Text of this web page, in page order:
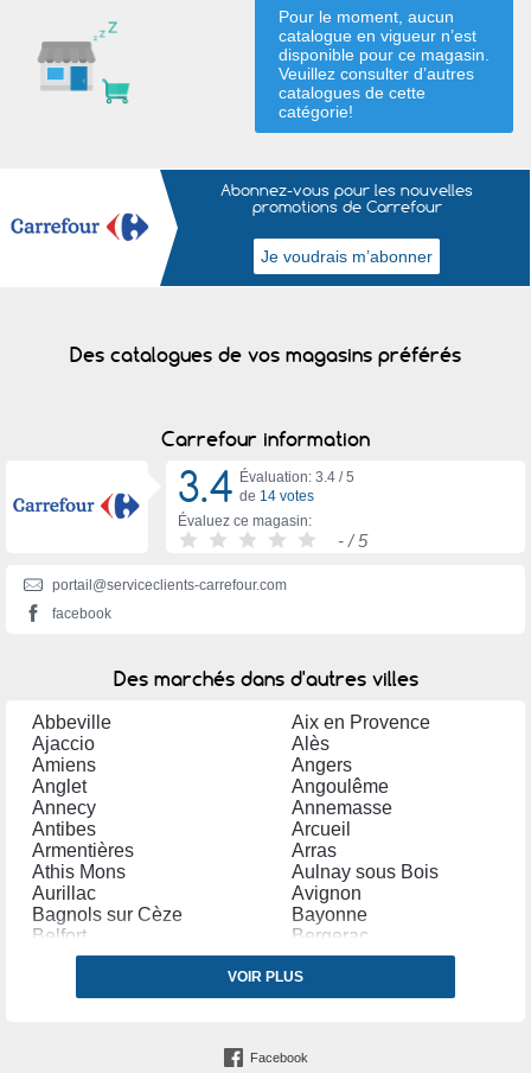
Pour le moment, aucun
catalogue en vigueur n’est
disponible pour ce magasin.
Veuillez consulter d’autres
catalogues de cette
catégorie!
Abonnez-vous pour les nouvelles
promotions de Carrefour
Des catalogues de vos magasins préférés
Carrefour information
3.4 Évaluation: 3.4 /5
de 14 votes
Évaluez ce magasin:
- / 5
portail@serviceclients-carrefour.com
facebook
Des marchés dans d'autres villes
Abbeville
Aix en Provence
Ajaccio
Alès
Amiens
Angers
Anglet
Angoulême
Annecy
Annemasse
Antibes
Arcueil
Armentières
Arras
Athis Mons
Aulnay sous Bois
Aurillac
Avignon
Bagnols sur Cèze
Bayonne
Belfort
Bergerac
Béthune
Béziers
Blagnac
Bordeaux
Boulogne Billancourt
Brunoy
VOIR PLUS
Facebook